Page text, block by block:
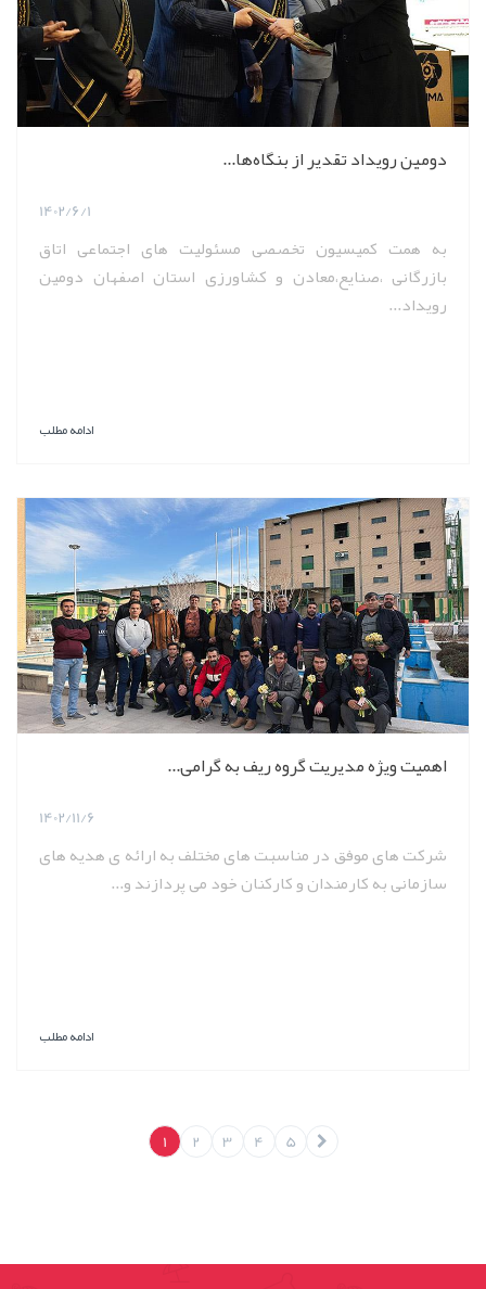
دومین رویداد تقدیر از بنگاه‌ها...
1402/6/1
به همت کمیسیون تخصصی مسئولیت های اجتماعی اتاق
بازرگانی ،صنایع،معادن و کشاورزی استان اصفهان دومین
رویداد...
ادامه مطلب
اهمیت ویژه مدیریت گروه ریف به گرامی...
1402/11/6
شرکت های موفق در مناسبت های مختلف به ارائه ی هدیه های
سازمانی به کارمندان و کارکنان خود می پردازند و...
ادامه مطلب
1 2 3 4 5